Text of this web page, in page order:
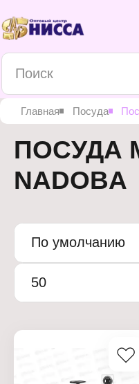
Главная Посуда
ПОСУДА
NADOBA
По умолчанию
50